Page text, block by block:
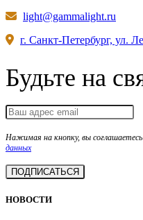
light@gammalight.ru
г. Санкт-Петербург, ул.
Будьте на
Нажимая на кнопку, вы
данных
НОВОСТИ